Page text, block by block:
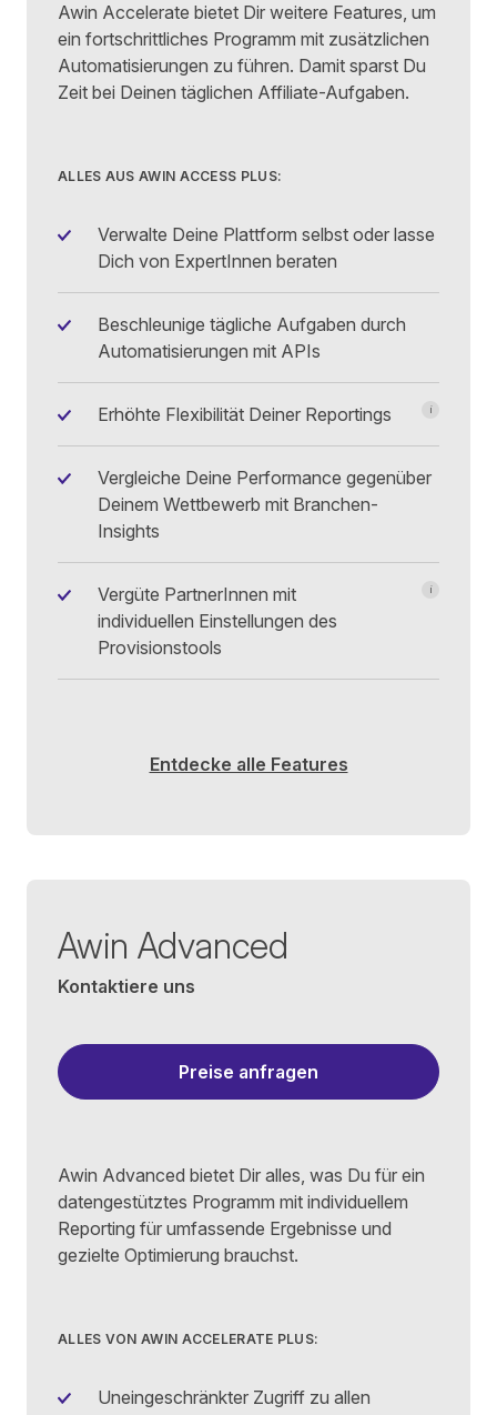
Awin Accelerate bietet Dir weitere Features, um
ein fortschrittliches Programm mit zusätzlichen
Automatisierungen zu führen. Damit sparst Du
Zeit bei Deinen täglichen Affiliate-Aufgaben.
ALLES AUS AWIN ACCESS PLUS:
Verwalte Deine Plattform selbst oder lasse
Dich von ExpertInnen beraten
Beschleunige tägliche Aufgaben durch
Automatisierungen mit APIs
Erhöhte Flexibilität Deiner Reportings i
Vergleiche Deine Performance gegenüber
Deinem Wettbewerb mit Branchen-
Insights
Vergüte PartnerInnen mit
individuellen Einstellungen des
Provisionstools
i
Entdecke alle Features
Awin Advanced
Kontaktiere uns
Preise anfragen
Awin Advanced bietet Dir alles, was Du für ein
datengestütztes Programm mit individuellem
Reporting für umfassende Ergebnisse und
gezielte Optimierung brauchst.
ALLES VON AWIN ACCELERATE PLUS:
Uneingeschränkter Zugriff zu allen